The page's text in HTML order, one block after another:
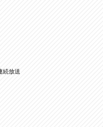
続放送